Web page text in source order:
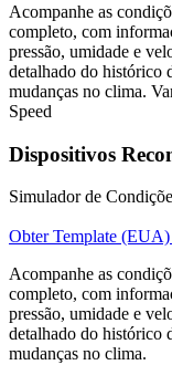
Acompanhe as
completo, com
pressão, umidade e
detalhado do histórico
mudanças no clima.
Speed
Dispositivos
Simulador de
Obter Template (EUA)
Acompanhe as
completo, com
pressão, umidade e
detalhado do histórico
mudanças no clima.